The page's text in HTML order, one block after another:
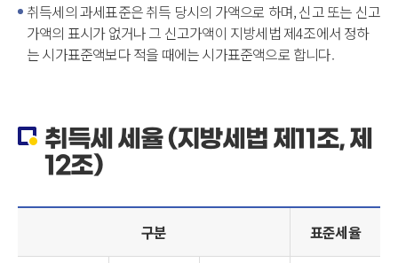
취득세의 과세표준은 취득 당시의 가액으로 하며, 신고 또는 신고
가액의 표시가 없거나 그 신고가액이 지방세법 제4조에서 정하
는 시가표준액보다 적을 때에는 시가표준액으로 합니다.
취득세 세율 (지방세법 제11조, 제
12조)
구분 표준세율